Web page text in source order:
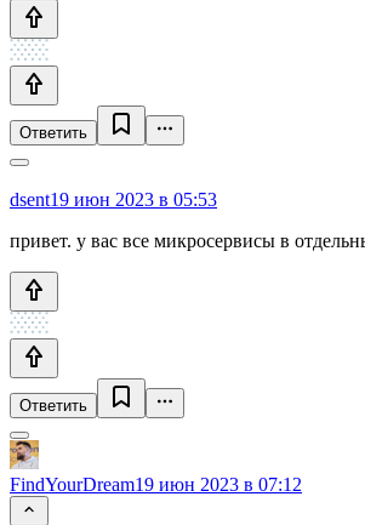
Ответить
dsent19 июн 2023 в 05:53
привет. у вас все микросервисы в
Ответить
FindYourDream19 июн 2023 в 07:12